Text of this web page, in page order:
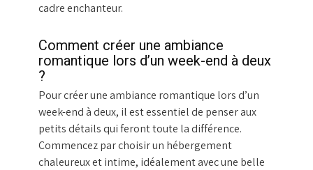
cadre enchanteur.
Comment créer une ambiance
romantique lors d’un week-end à deux
?
Pour créer une ambiance romantique lors d’un
week-end à deux, il est essentiel de penser aux
petits détails qui feront toute la différence.
Commencez par choisir un hébergement
chaleureux et intime, idéalement avec une belle